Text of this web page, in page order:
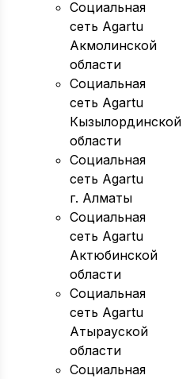
Социальная
сеть Agartu
Акмолинской
области
Социальная
сеть Agartu
Кызылординской
области
Социальная
сеть Agartu
г. Алматы
Социальная
сеть Agartu
Актюбинской
области
Социальная
сеть Agartu
Атырауской
области
Социальная